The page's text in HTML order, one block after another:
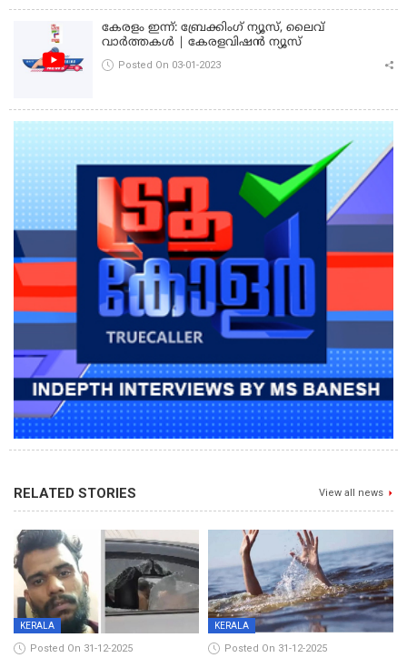
കേരളം ഇന്ന്: ബ്രേക്കിംഗ് ന്യൂസ്, ലൈവ്
വാർത്തകൾ | കേരളവിഷൻ ന്യൂസ്
Posted On 03-01-2023
RELATED STORIES View all news
KERALA
Posted On 31-12-2025
KERALA
Posted On 31-12-2025